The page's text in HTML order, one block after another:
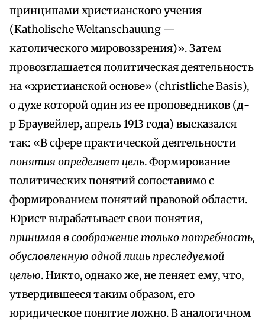
принципами христианского учения
(Katholische Weltanschauung —
католического мировоззрения)». Затем
провозглашается политическая деятельность
на «христианской основе» (christliche Basis),
о духе которой один из ее проповедников (д-
р Браувейлер, апрель 1913 года) высказался
так: «В сфере практической деятельности
понятия определяет цель. Формирование
политических понятий сопоставимо с
формированием понятий правовой области.
Юрист вырабатывает свои понятия,
принимая в соображение только потребность,
обусловленную одной лишь преследуемой
целью. Никто, однако же, не пеняет ему, что,
утвердившееся таким образом, его
юридическое понятие ложно. В аналогичном